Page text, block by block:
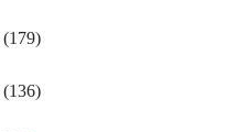
(179)
(136)